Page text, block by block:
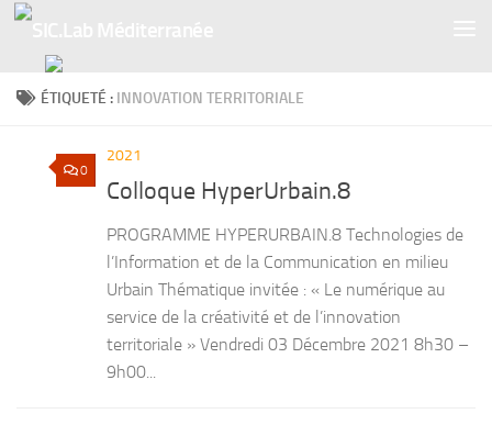
ÉTIQUETÉ : INNOVATION TERRITORIALE
0
2021
Colloque HyperUrbain.8
PROGRAMME HYPERURBAIN.8 Technologies de
l’Information et de la Communication en milieu
Urbain Thématique invitée : « Le numérique au
service de la créativité et de l’innovation
territoriale » Vendredi 03 Décembre 2021 8h30 –
9h00...